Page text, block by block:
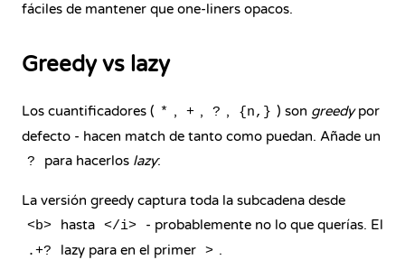
fáciles de mantener que one-liners opacos.
Greedy vs lazy
Los cuantificadores ( * , + , ? , {n,} ) son greedypor
defecto - hacen match de tanto como puedan. Añade un
? para hacerlos lazy:
La versión greedy captura toda la subcadena desde
<b> hasta </i> - probablemente no lo que querías. El
.+? lazy para en el primer > .